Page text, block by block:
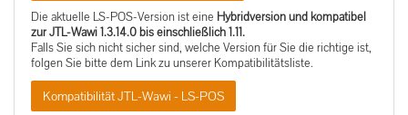
Die aktuelle LS-POS-Version ist eine Hybridversion und kompatibel
zur JTL-Wawi 1.3.14.0 bis einschließlich 1.11.
Falls Sie sich nicht sicher sind, welche Version für Sie die richtige ist,
folgen Sie bitte dem Link zu unserer Kompatibilitätsliste.
Kompatibilität JTL-Wawi - LS-POS